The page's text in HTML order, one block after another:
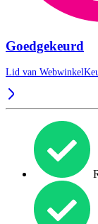
Goedgekeurd
Lid van